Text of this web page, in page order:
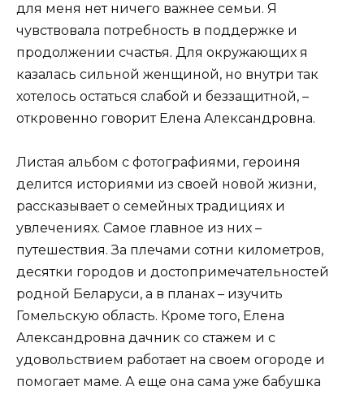
для меня нет ничего важнее семьи. Я
чувствовала потребность в поддержке и
продолжении счастья. Для окружающих я
казалась сильной женщиной, но внутри так
хотелось остаться слабой и беззащитной, –
откровенно говорит Елена Александровна.
Листая альбом с фотографиями, героиня
делится историями из своей новой жизни,
рассказывает о семейных традициях и
увлечениях. Самое главное из них –
путешествия. За плечами сотни километров,
десятки городов и достопримечательностей
родной Беларуси, а в планах – изучить
Гомельскую область. Кроме того, Елена
Александровна дачник со стажем и с
удовольствием работает на своем огороде и
помогает маме. А еще она сама уже бабушка